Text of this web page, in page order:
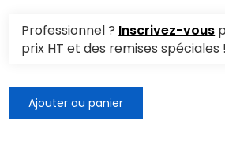
Professionnel ? Inscrivez-vous
prix HT et des remises spéciales !
Ajouter au panier